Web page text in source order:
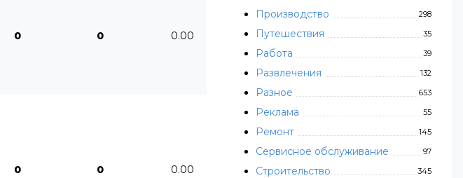
Производство 298
Путешествия 35
Работа 39
Развлечения 132
Разное 653
Реклама 55
Ремонт 145
Сервисное обслуживание 97
Строительство 345
0 0 0.00
0 0 0.00